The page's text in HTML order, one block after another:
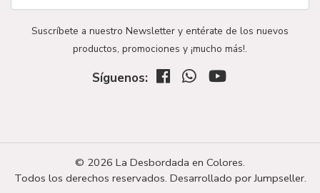
Suscríbete a nuestro Newsletter y entérate de los nuevos
productos, promociones y ¡mucho más!.
Síguenos:
© 2026 La Desbordada en Colores.
Todos los derechos reservados. Desarrollado por Jumpseller.